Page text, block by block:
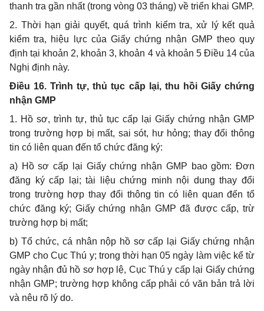
thanh tra gần nhất (trong vòng 03 tháng) về triển khai GMP.
2. Thời hạn giải quyết, quá trình kiểm tra, xử lý kết quả
kiểm tra, hiệu lực của Giấy chứng nhận GMP theo quy
định tại khoản 2, khoản 3, khoản 4 và khoản 5 Điều 14 của
Nghị định này.
Điều 16. Trình tự, thủ tục cấp lại, thu hồi Giấy chứng
nhận GMP
1. Hồ sơ, trình tự, thủ tục cấp lại Giấy chứng nhận GMP
trong trường hợp bị mất, sai sót, hư hỏng; thay đổi thông
tin có liên quan đến tổ chức đăng ký:
a) Hồ sơ cấp lại Giấy chứng nhận GMP bao gồm: Đơn
đăng ký cấp lại; tài liệu chứng minh nội dung thay đổi
trong trường hợp thay đổi thông tin có liên quan đến tổ
chức đăng ký; Giấy chứng nhận GMP đã được cấp, trừ
trường hợp bị mất;
b) Tổ chức, cá nhân nộp hồ sơ cấp lại Giấy chứng nhận
GMP cho Cục Thú y; trong thời hạn 05 ngày làm việc kể từ
ngày nhận đủ hồ sơ hợp lệ, Cục Thú y cấp lại Giấy chứng
nhận GMP; trường hợp không cấp phải có văn bản trả lời
và nêu rõ lý do.